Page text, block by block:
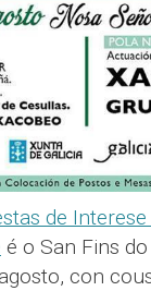
de
é o San Fins
con